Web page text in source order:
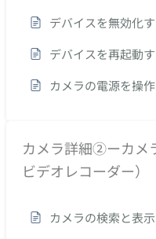
デバイスを無効化
デバイスを再起動
カメラの電源を操作
カメラ詳細②ーカメ
ビデオレコーダー）
カメラの検索と表示